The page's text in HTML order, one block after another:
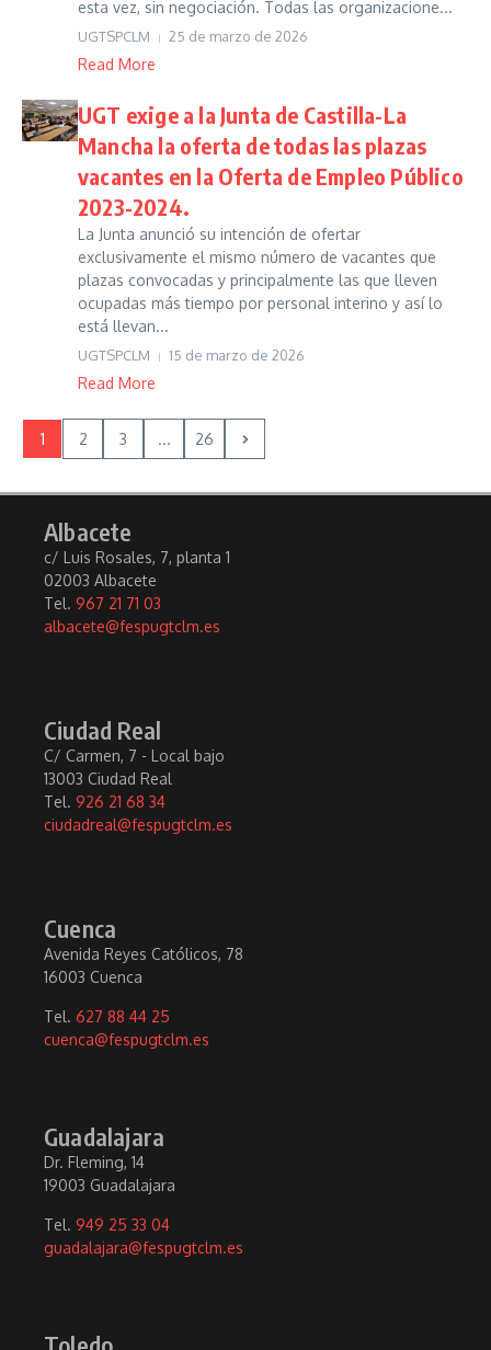
esta vez, sin negociación. Todas las organizacione...
UGTSPCLM 25 de marzo de 2026
Read More
UGT exige a la Junta de Castilla-La
Mancha la oferta de todas las plazas
vacantes en la Oferta de Empleo Público
2023-2024.
La Junta anunció su intención de ofertar
exclusivamente el mismo número de vacantes que
plazas convocadas y principalmente las que lleven
ocupadas más tiempo por personal interino y así lo
está llevan...
UGTSPCLM 15 de marzo de 2026
Read More
1 2 3 ... 26
Albacete
c/ Luis Rosales, 7, planta 1
02003 Albacete
Tel. 967 21 71 03
albacete@fespugtclm.es
Ciudad Real
C/ Carmen, 7 - Local bajo
13003 Ciudad Real
Tel. 926 21 68 34
ciudadreal@fespugtclm.es
Cuenca
Avenida Reyes Católicos, 78
16003 Cuenca
Tel. 627 88 44 25
cuenca@fespugtclm.es
Guadalajara
Dr. Fleming, 14
19003 Guadalajara
Tel. 949 25 33 04
guadalajara@fespugtclm.es